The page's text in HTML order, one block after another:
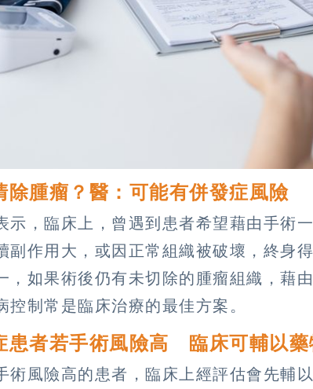
除腫瘤？醫：可能有併發症風險
示，臨床上，曾遇到患者希望藉由手術
副作用大，或因正常組織被破壞，終身
，如果術後仍有未切除的腫瘤組織，藉
控制常是臨床治療的最佳方案。
患者若手術風險高 臨床可輔以藥
術風險高的患者，臨床上經評估會先輔